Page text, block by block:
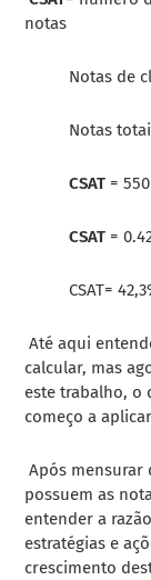
notas
Notas de
Notas
CSAT =
CSAT =
CSAT=
Até aqui
calcular, mas
este trabalho, o
começo a
Após mensurar
possuem as
entender a
estratégias e
crescimento